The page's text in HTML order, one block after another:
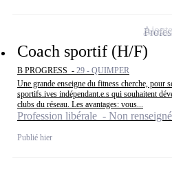
Coach sportif (H/F)
B PROGRESS - 29 - QUIMPER
Une grande enseigne du fitness cherche, pour
sportifs.ives indépendant.e.s qui souhaitent
clubs du réseau. Les avantages: vous...
Profession libérale - Non renseigné
Publié hier